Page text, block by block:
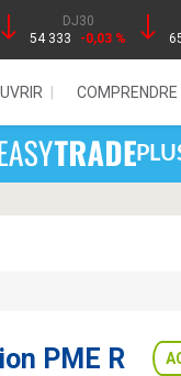
DJ30
54 333
-0,03 %
COMPRENDRE
PME R